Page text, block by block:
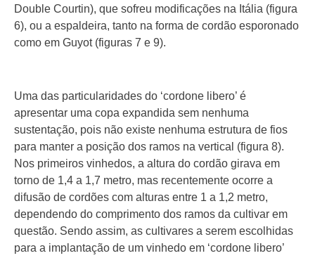
Double Courtin), que sofreu modificações na Itália (figura
6), ou a espaldeira, tanto na forma de cordão esporonado
como em Guyot (figuras 7 e 9).
Uma das particularidades do ‘cordone libero’ é
apresentar uma copa expandida sem nenhuma
sustentação, pois não existe nenhuma estrutura de fios
para manter a posição dos ramos na vertical (figura 8).
Nos primeiros vinhedos, a altura do cordão girava em
torno de 1,4 a 1,7 metro, mas recentemente ocorre a
difusão de cordões com alturas entre 1 a 1,2 metro,
dependendo do comprimento dos ramos da cultivar em
questão. Sendo assim, as cultivares a serem escolhidas
para a implantação de um vinhedo em ‘cordone libero’